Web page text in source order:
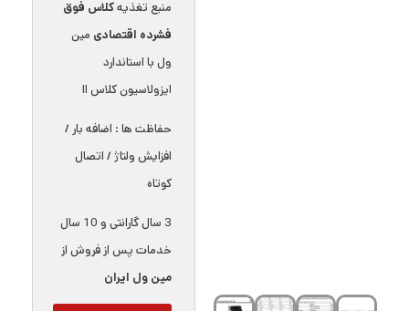
منبع تغذیهکلاس فوق
فشرده اقتصادی مین
ول با استاندارد
ایزولاسیون کلاس II
حفاظت ها : اضافه بار /
افزایش ولتاژ / اتصال
کوتاه
3 سال گارانتی و 10 سال
خدمات پس از فروش از
مین ول ایران